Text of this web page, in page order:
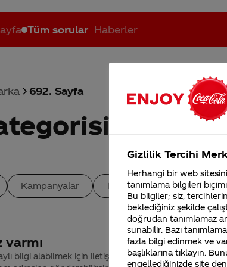
Tüm sorular Haberler
Coca cola İsrail malı mı Yani ... Coca-Cola'nın
692. Sayfa
Kampanyalar İçerik
varmı
bilgi alabilmek için iletişim bilgilerinizi
Ben
joygame
Gizlilik Tercihi
Herhangi bir web
tanımlama bilgileri
Bu bilgiler; siz,
beklediğiniz şekilde
doğrudan tanımlamaz
sunabilir. Bazı
fazla bilgi edinmek ve
başlıklarına tıklayın.
engellediğinizde site